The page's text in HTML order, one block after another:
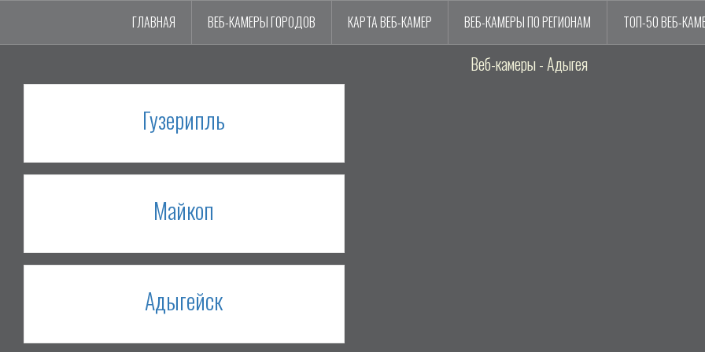
ГЛАВНАЯ ВЕБ-КАМЕРЫ ГОРОДОВ КАРТА ВЕБ-КАМЕР ВЕБ-КАМЕРЫ ПО РЕГИОНАМ ТОП-50 ВЕБ-
Веб-камеры - Адыгея
Гузерипль
Майкоп
Адыгейск